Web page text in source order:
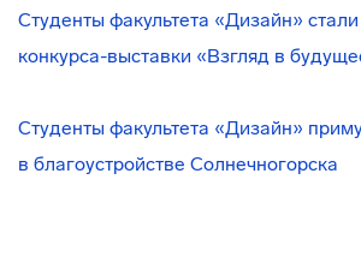
Студенты факультета «Дизайн»
конкурса-выставки «Взгляд в
Студенты факультета «Дизайн»
в благоустройстве Солнечногорска